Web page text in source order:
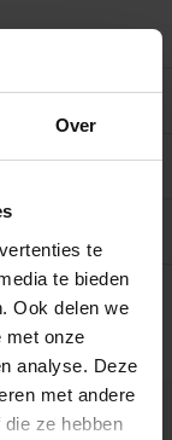
Over
te
te bieden
Ook delen we
met onze
analyse. Deze
met andere
ze hebben